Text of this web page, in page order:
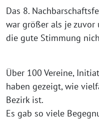
Das 8.
war größer als je zuvor
die gute Stimmung
Über 100 Vereine,
haben gezeigt, wie
Bezirk ist.
Es gab so viele